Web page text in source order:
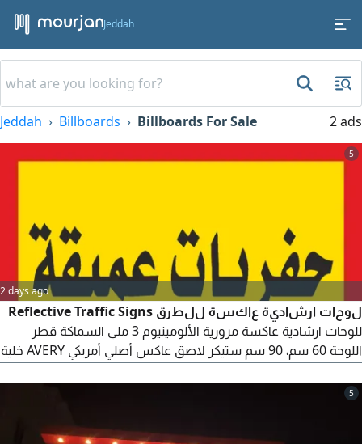
Jeddah
Jeddah Billboards Billboards For Sale 2 ads
5
2 days ago
لوحات ارشادية عاكسة للطرق Reflective Traffic Signs
للوحات ارشادية عاكسة مرورية الألومينيوم 3 ملي السماكة قطر
اللوحة 60 سم، 90 سم ستيكر لاصق عاكس أصلي أمريكي AVERY خلية
ألومينيوم ومدهون دهان لون رمادي مع اكسوارات التركيب القفيز
اللوحات والأعمدة حسب مواصفات وزارة النقل نشحن لجميع المدن
5